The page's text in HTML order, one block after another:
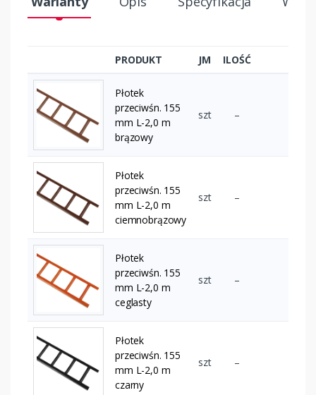
PRODUKT JM ILOŚĆ
Płotek
przeciwśn. 155
mm L-2,0 m
brązowy
szt –
Płotek
przeciwśn. 155
mm L-2,0 m
ciemnobrązowy
szt –
Płotek
przeciwśn. 155
mm L-2,0 m
ceglasty
szt –
Płotek
przeciwśn. 155
mm L-2,0 m
czarny
szt –